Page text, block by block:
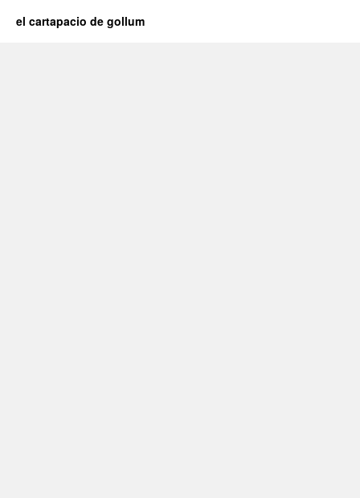
el cartapacio de gollum